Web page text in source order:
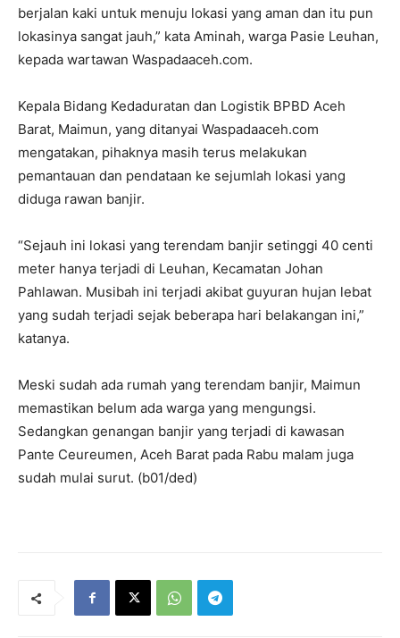
berjalan kaki untuk menuju lokasi yang aman dan itu pun
lokasinya sangat jauh,” kata Aminah, warga Pasie Leuhan,
kepada wartawan Waspadaaceh.com.
Kepala Bidang Kedaduratan dan Logistik BPBD Aceh
Barat, Maimun, yang ditanyai Waspadaaceh.com
mengatakan, pihaknya masih terus melakukan
pemantauan dan pendataan ke sejumlah lokasi yang
diduga rawan banjir.
“Sejauh ini lokasi yang terendam banjir setinggi 40 centi
meter hanya terjadi di Leuhan, Kecamatan Johan
Pahlawan. Musibah ini terjadi akibat guyuran hujan lebat
yang sudah terjadi sejak beberapa hari belakangan ini,”
katanya.
Meski sudah ada rumah yang terendam banjir, Maimun
memastikan belum ada warga yang mengungsi.
Sedangkan genangan banjir yang terjadi di kawasan
Pante Ceureumen, Aceh Barat pada Rabu malam juga
sudah mulai surut. (b01/ded)